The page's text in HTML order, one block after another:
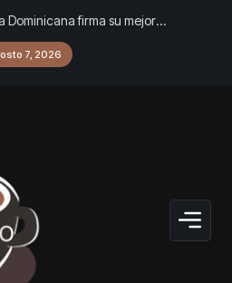
Dominicana firma su mejor
en historia JCC
7, 2026